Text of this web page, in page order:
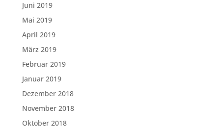
Juni 2019
Mai 2019
April 2019
März 2019
Februar 2019
Januar 2019
Dezember 2018
November 2018
Oktober 2018